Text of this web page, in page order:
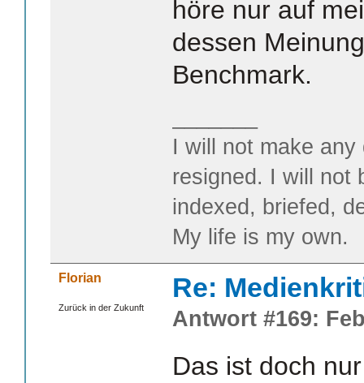
höre nur auf
dessen
Benchmark.
I will not make
resigned. I will not
indexed, briefed,
My life is my own.
Florian
Zurück in der Zukunft
Re:
Antwort #169:
Das ist doch